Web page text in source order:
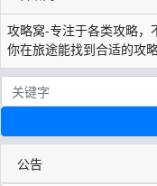
攻略窝-专注于各类攻略，
你在旅途能找到合适的攻略
公告